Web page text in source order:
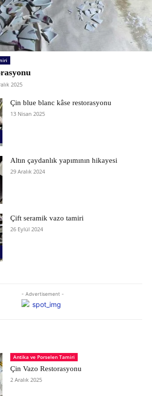
2025
Çin blue blanc kâse restorasyonu
13 Nisan 2025
Altın çaydanlık yapımının hikayesi
29 Aralık 2024
Çift seramik vazo tamiri
26 Eylül 2024
- Advertisement -
Antika ve Porselen Tamiri
Çin Vazo Restorasyonu
2 Aralık 2025